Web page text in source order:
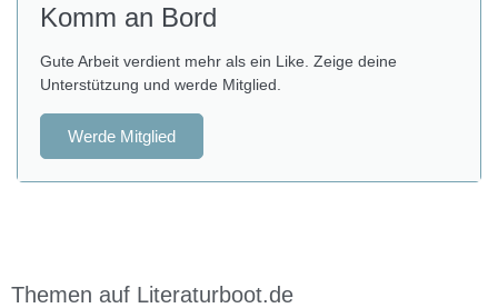
Komm an Bord
Gute Arbeit verdient mehr als ein Like. Zeige deine
Unterstützung und werde Mitglied.
Werde Mitglied
Themen auf Literaturboot.de